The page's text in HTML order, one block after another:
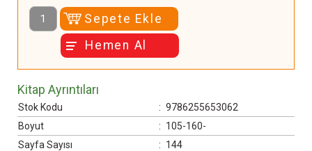
Sepete Ekle
Hemen Al
Kitap Ayrıntıları
Stok Kodu : 9786255653062
Boyut
: 105-160-
Sayfa Sayısı
: 144